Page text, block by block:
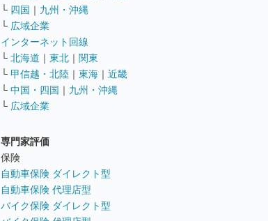
└ 四国 ｜ 九州・沖縄
└ 広域企業
インターネット回線
└ 北海道 ｜ 東北 ｜ 関東
└ 甲信越・北陸 ｜ 東海 ｜ 近畿
└ 中国・四国 ｜ 九州・沖縄
└ 広域企業
専門家評価
保険
自動車保険 ダイレクト型
自動車保険 代理店型
バイク保険 ダイレクト型